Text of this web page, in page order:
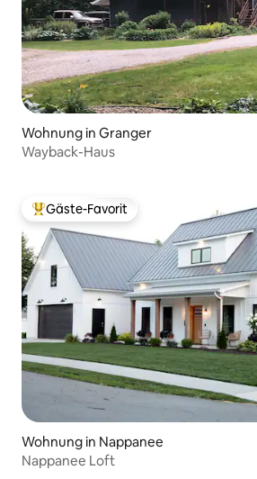
Wohnung in Granger
Wayback-Haus
Beliebter Gäste-Favorit.
Gäste-Favorit
Wohnung in Nappanee
Nappanee Loft